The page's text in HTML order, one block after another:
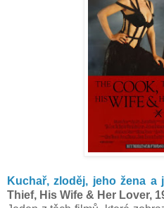
Kuchař, zloděj, jeho žena a
Thief, His Wife & Her Lover,